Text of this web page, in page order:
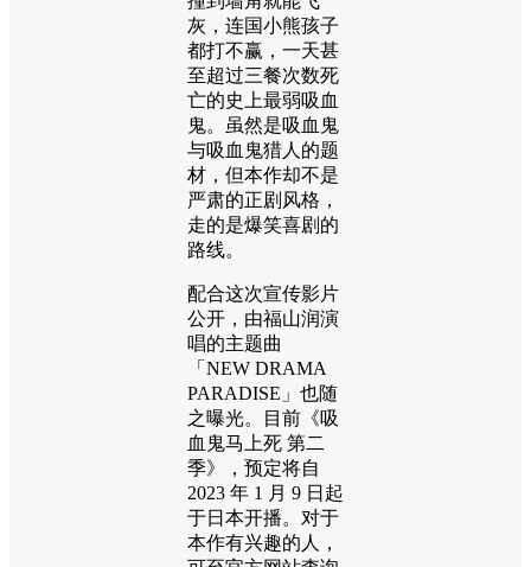
灰，连国小熊孩子
都打不赢，一天甚
至超过三餐次数死
亡的史上最弱吸血
鬼。虽然是吸血鬼
与吸血鬼猎人的题
材，但本作却不是
严肃的正剧风格，
走的是爆笑喜剧的
路线。
配合这次宣传影片
公开，由福山润演
唱的主题曲
「NEW DRAMA
PARADISE」也随
之曝光。目前《吸
血鬼马上死 第二
季》，预定将自
2023 年 1 月 9 日起
于日本开播。对于
本作有兴趣的人，